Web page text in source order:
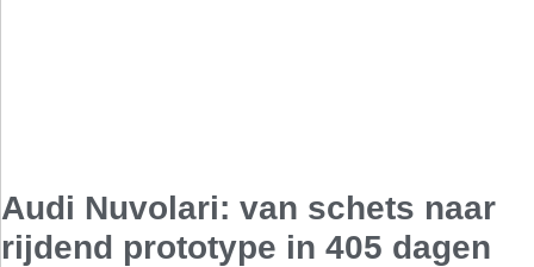
Audi Nuvolari: van schets naar
rijdend prototype in 405 dagen